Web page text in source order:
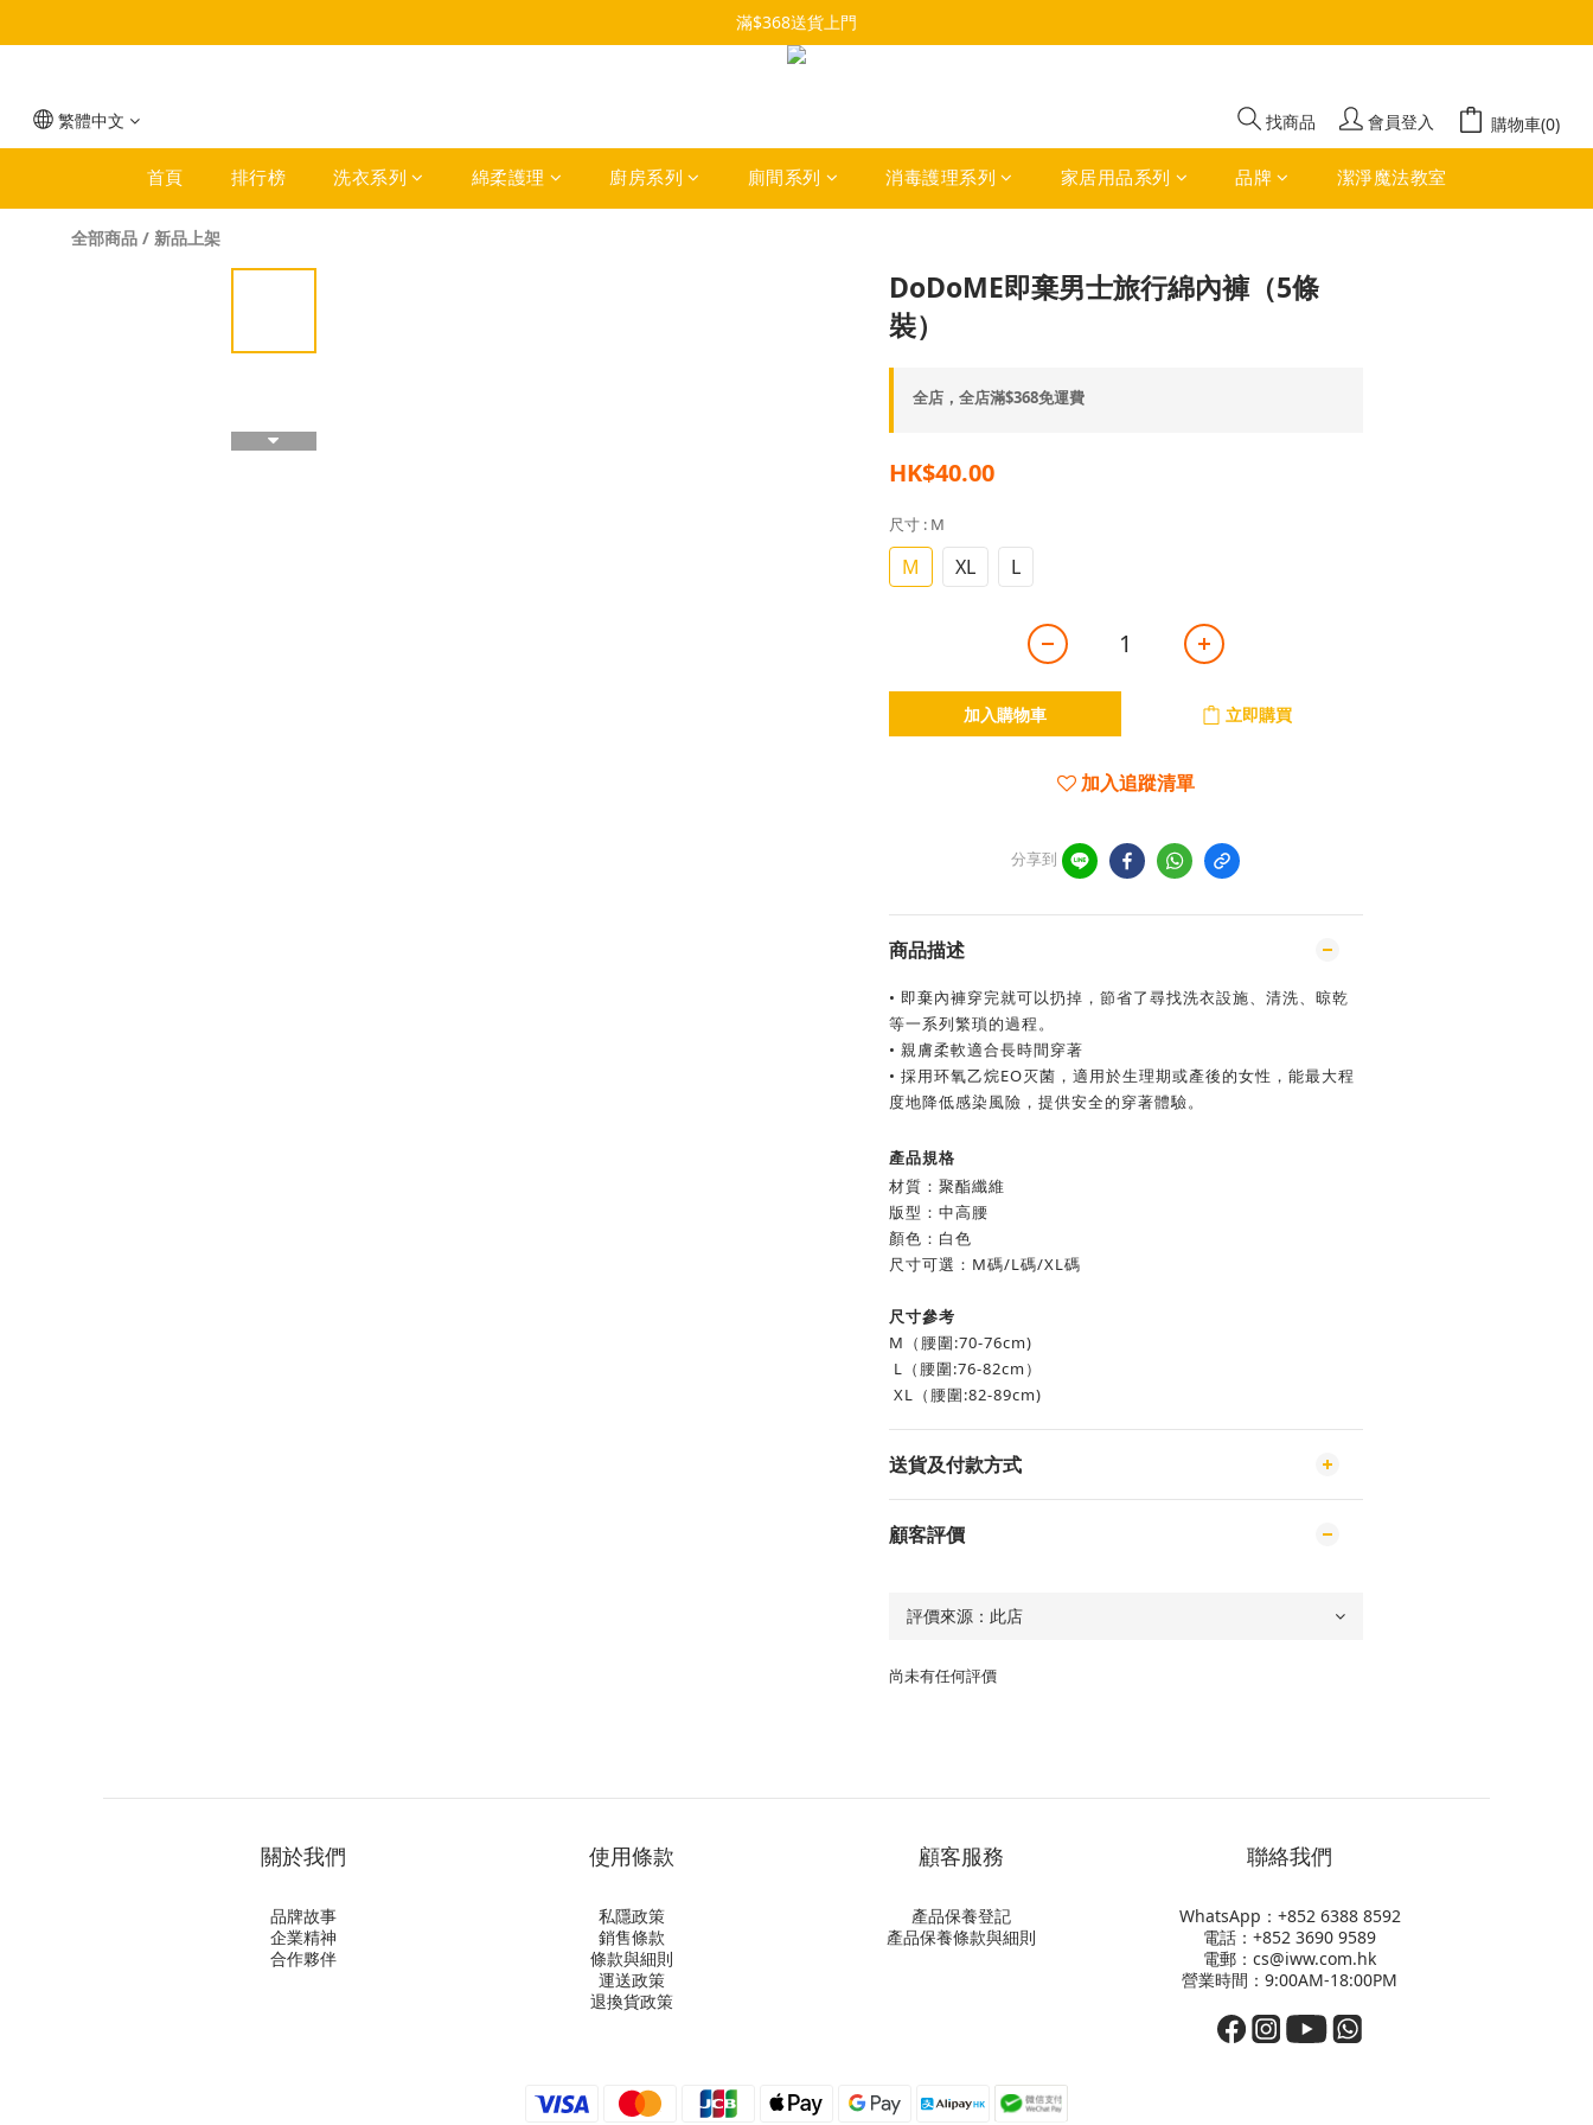
滿$368送貨上門
繁體中文 找商品 會員登入 購物車(0)
首頁 排行榜 洗衣系列 綿柔護理 廚房系列 廁間系列 消毒護理系列 家居用品系列 品牌 潔淨魔法教室
全部商品 / 新品上架
DoDoME即棄男士旅行綿內褲（5條
裝）
全店，全店滿$368免運費
HK$40.00
尺寸 : M
M XL L
加入購物車 立即購買
加入追蹤清單
分享到
商品描述
• 即棄內褲穿完就可以扔掉，節省了尋找洗衣設施、清洗、晾乾
等一系列繁瑣的過程。
• 親膚柔軟適合長時間穿著
• 採用环氧乙烷EO灭菌，適用於生理期或產後的女性，能最大程
度地降低感染風險，提供安全的穿著體驗。
產品規格
材質：聚酯纖維
版型：中高腰
顏色：白色
尺寸可選：M碼/L碼/XL碼
尺寸參考
M（腰圍:70-76cm)
L（腰圍:76-82cm）
XL（腰圍:82-89cm)
送貨及付款方式
顧客評價
尚未有任何評價
關於我們
品牌故事
企業精神
合作夥伴
使用條款
私隱政策
銷售條款
條款與細則
運送政策
退換貨政策
顧客服務
產品保養登記
產品保養條款與細則
聯絡我們
WhatsApp：+852 6388 8592
電話：+852 3690 9589
電郵：cs@iww.com.hk
營業時間：9:00AM-18:00PM